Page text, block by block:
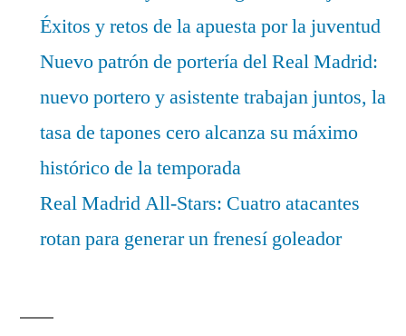
Éxitos y retos de la apuesta por la juventud
Nuevo patrón de portería del Real Madrid:
nuevo portero y asistente trabajan juntos, la
tasa de tapones cero alcanza su máximo
histórico de la temporada
Real Madrid All-Stars: Cuatro atacantes
rotan para generar un frenesí goleador